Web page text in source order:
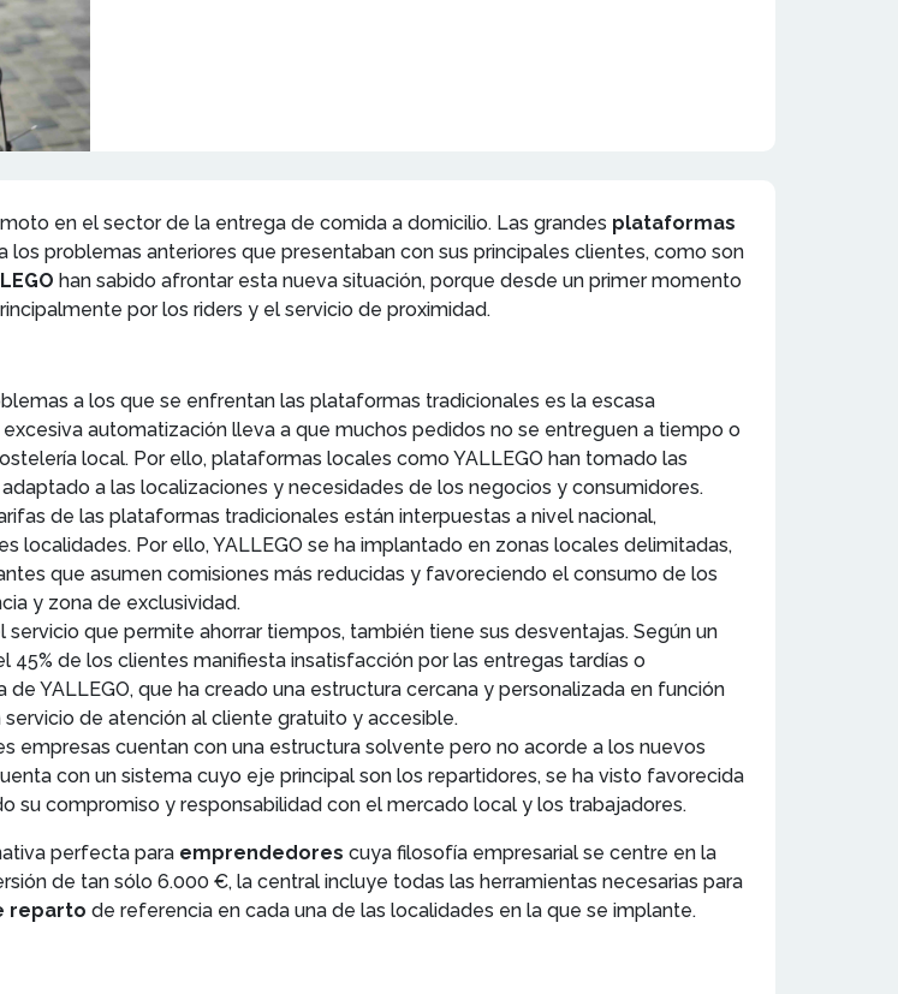
en el sector de la entrega de comida a domicilio. Las grandes plataformas
los problemas anteriores que presentaban con sus principales clientes, como son
han sabido afrontar esta nueva situación, porque desde un primer momento
por los riders y el servicio de proximidad.
a los que se enfrentan las plataformas tradicionales es la escasa
automatización lleva a que muchos pedidos no se entreguen a tiempo o
local. Por ello, plataformas locales como YALLEGO han tomado las
a las localizaciones y necesidades de los negocios y consumidores.
de las plataformas tradicionales están interpuestas a nivel nacional,
localidades. Por ello, YALLEGO se ha implantado en zonas locales delimitadas,
que asumen comisiones más reducidas y favoreciendo el consumo de los
y zona de exclusividad.
que permite ahorrar tiempos, también tiene sus desventajas. Según un
de los clientes manifiesta insatisfacción por las entregas tardías o
YALLEGO, que ha creado una estructura cercana y personalizada en función
de atención al cliente gratuito y accesible.
empresas cuentan con una estructura solvente pero no acorde a los nuevos
con un sistema cuyo eje principal son los repartidores, se ha visto favorecida
su compromiso y responsabilidad con el mercado local y los trabajadores.
perfecta para emprendedores cuya filosofía empresarial se centre en la
de tan sólo 6.000 €, la central incluye todas las herramientas necesarias para
reparto de referencia en cada una de las localidades en la que se implante.